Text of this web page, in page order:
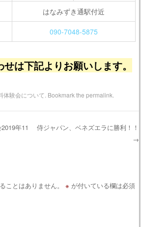
はなみずき通駅付近
090-7048-5875
は下記よりお願いします。
体験会について . Bookmark thepermalink
年11
侍ジャパン、ベネズエラに勝利！！
→
ことはありません。 ※ が付いている欄は必須